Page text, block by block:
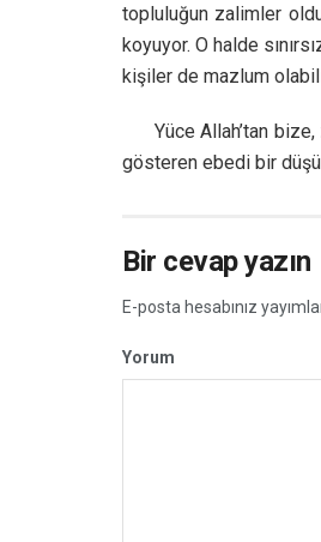
topluluğun zalimler
koyuyor. O halde
kişiler de mazlum
Yüce Allah’tan bize,
gösteren ebedi bir
Bir cevap yazın
E-posta hesabınız
Yorum